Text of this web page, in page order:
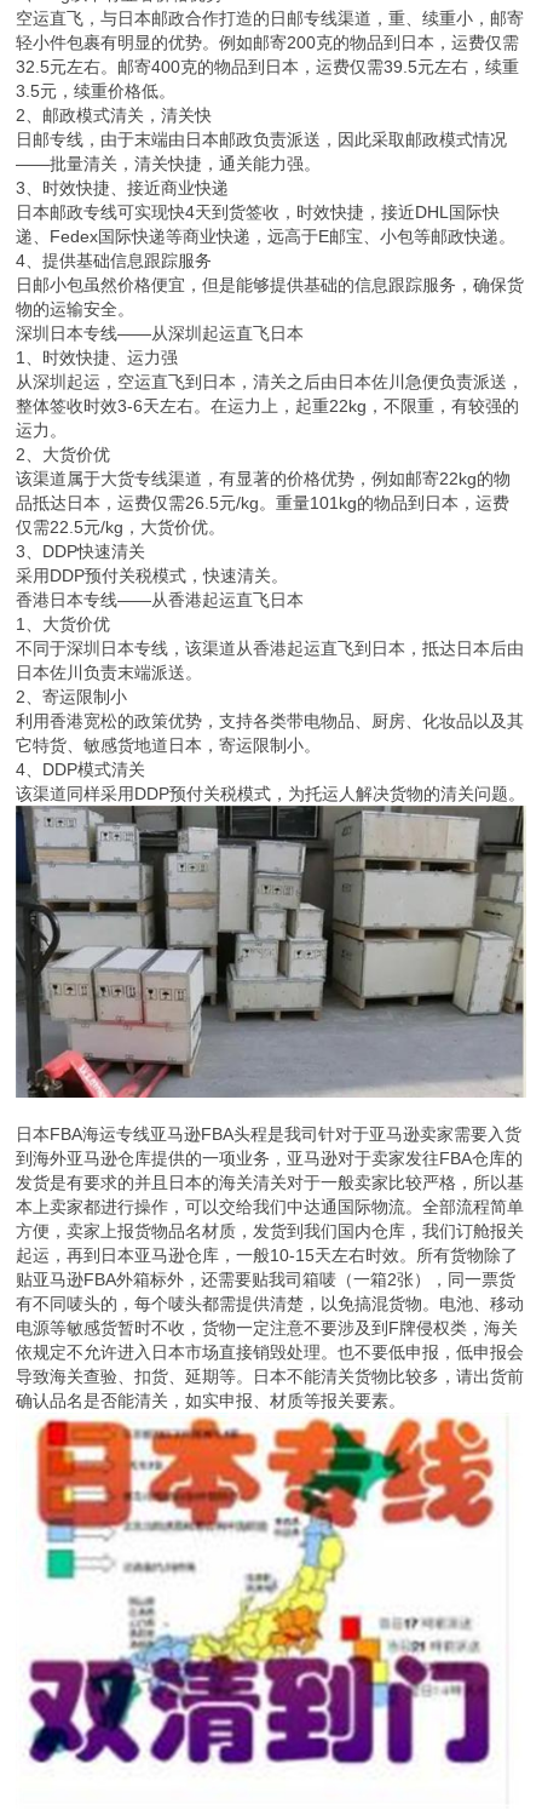
空运直飞，与日本邮政合作打造的日邮专线渠道，重、续重小，邮寄
轻小件包裹有明显的优势。例如邮寄200克的物品到日本，运费仅需
32.5元左右。邮寄400克的物品到日本，运费仅需39.5元左右，续重
3.5元，续重价格低。
2、邮政模式清关，清关快
日邮专线，由于末端由日本邮政负责派送，因此采取邮政模式情况
——批量清关，清关快捷，通关能力强。
3、时效快捷、接近商业快递
日本邮政专线可实现快4天到货签收，时效快捷，接近DHL国际快
递、Fedex国际快递等商业快递，远高于E邮宝、小包等邮政快递。
4、提供基础信息跟踪服务
日邮小包虽然价格便宜，但是能够提供基础的信息跟踪服务，确保货
物的运输安全。
深圳日本专线——从深圳起运直飞日本
1、时效快捷、运力强
从深圳起运，空运直飞到日本，清关之后由日本佐川急便负责派送，
整体签收时效3-6天左右。在运力上，起重22kg，不限重，有较强的
运力。
2、大货价优
该渠道属于大货专线渠道，有显著的价格优势，例如邮寄22kg的物
品抵达日本，运费仅需26.5元/kg。重量101kg的物品到日本，运费
仅需22.5元/kg，大货价优。
3、DDP快速清关
采用DDP预付关税模式，快速清关。
香港日本专线——从香港起运直飞日本
1、大货价优
不同于深圳日本专线，该渠道从香港起运直飞到日本，抵达日本后由
日本佐川负责末端派送。
2、寄运限制小
利用香港宽松的政策优势，支持各类带电物品、厨房、化妆品以及其
它特货、敏感货地道日本，寄运限制小。
4、DDP模式清关
该渠道同样采用DDP预付关税模式，为托运人解决货物的清关问题。
日本FBA海运专线亚马逊FBA头程是我司针对于亚马逊卖家需要入货
到海外亚马逊仓库提供的一项业务，亚马逊对于卖家发往FBA仓库的
发货是有要求的并且日本的海关清关对于一般卖家比较严格，所以基
本上卖家都进行操作，可以交给我们中达通国际物流。全部流程简单
方便，卖家上报货物品名材质，发货到我们国内仓库，我们订舱报关
起运，再到日本亚马逊仓库，一般10-15天左右时效。所有货物除了
贴亚马逊FBA外箱标外，还需要贴我司箱唛（一箱2张），同一票货
有不同唛头的，每个唛头都需提供清楚，以免搞混货物。电池、移动
电源等敏感货暂时不收，货物一定注意不要涉及到F牌侵权类，海关
依规定不允许进入日本市场直接销毁处理。也不要低申报，低申报会
导致海关查验、扣货、延期等。日本不能清关货物比较多，请出货前
确认品名是否能清关，如实申报、材质等报关要素。